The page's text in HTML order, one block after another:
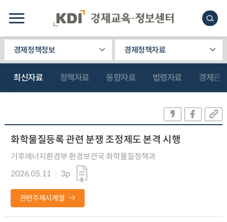
경제정책정보 경제정책자료
최신자료 정책자료 동향자료 법령자료 경제관
화학물질등록 관련 분쟁 조정제도 본격 시행
기후에너지환경부 환경보건국 화학물질정책과
2026.05.11
3p
관련주제시계열